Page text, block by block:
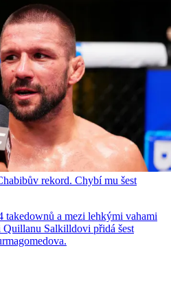
rekord. Chybí mu šest
takedownů a mezi lehkými vahami
Salkilldovi přidá šest